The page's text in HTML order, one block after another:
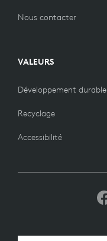
Nous contacter
VALEURS
Développement durable
Recyclage
Accessibilité